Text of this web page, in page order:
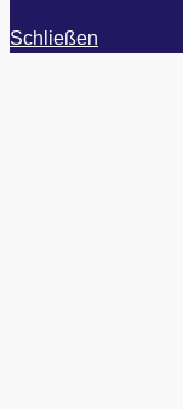
Schließen